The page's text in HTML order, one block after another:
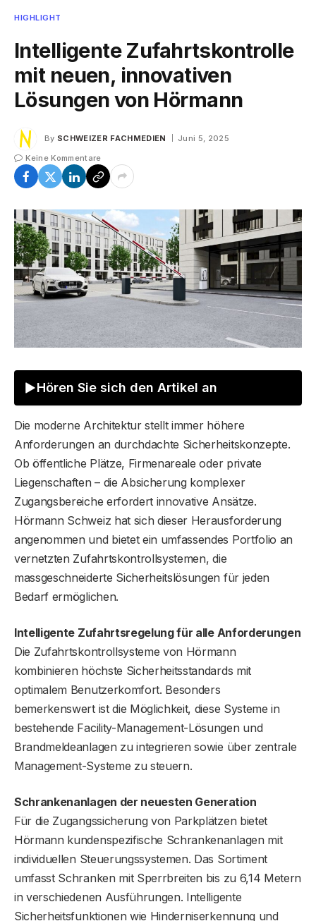
HIGHLIGHT
Intelligente Zufahrtskontrolle
mit neuen, innovativen
Lösungen von Hörmann
By SCHWEIZER FACHMEDIEN
Juni 5, 2025
Keine Kommentare
Hören Sie sich den Artikel an
Die moderne Architektur stellt immer höhere
Anforderungen an durchdachte Sicherheitskonzepte.
Ob öffentliche Plätze, Firmenareale oder private
Liegenschaften – die Absicherung komplexer
Zugangsbereiche erfordert innovative Ansätze.
Hörmann Schweiz hat sich dieser Herausforderung
angenommen und bietet ein umfassendes Portfolio an
vernetzten Zufahrtskontrollsystemen, die
massgeschneiderte Sicherheitslösungen für jeden
Bedarf ermöglichen.
Intelligente Zufahrtsregelung für alle Anforderungen
Die Zufahrtskontrollsysteme von Hörmann
kombinieren höchste Sicherheitsstandards mit
optimalem Benutzerkomfort. Besonders
bemerkenswert ist die Möglichkeit, diese Systeme in
bestehende Facility-Management-Lösungen und
Brandmeldeanlagen zu integrieren sowie über zentrale
Management-Systeme zu steuern.
Schrankenanlagen der neuesten Generation
Für die Zugangssicherung von Parkplätzen bietet
Hörmann kundenspezifische Schrankenanlagen mit
individuellen Steuerungssystemen. Das Sortiment
umfasst Schranken mit Sperrbreiten bis zu 6,14 Metern
in verschiedenen Ausführungen. Intelligente
Sicherheitsfunktionen wie Hinderniserkennung und